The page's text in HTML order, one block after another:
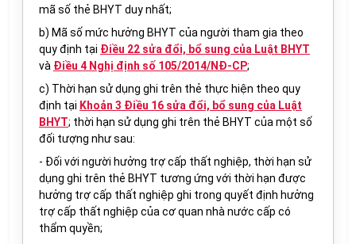
mã số thẻ BHYT duy nhất;
b) Mã số mức hưởng BHYT của người tham gia theo
quy định tại Điều 22 sửa đổi, bổ sung của Luật BHYT
và Điều 4 Nghị định số 105/2014/NĐ-CP;
c) Thời hạn sử dụng ghi trên thẻ thực hiện theo quy
định tại Khoản 3 Điều 16 sửa đổi, bổ sung của Luật
BHYT; thời hạn sử dụng ghi trên thẻ BHYT của một số
đối tượng như sau:
- Đối với người hưởng trợ cấp thất nghiệp, thời hạn sử
dụng ghi trên thẻ BHYT tương ứng với thời hạn được
hưởng trợ cấp thất nghiệp ghi trong quyết định hưởng
trợ cấp thất nghiệp của cơ quan nhà nước cấp có
thẩm quyền;